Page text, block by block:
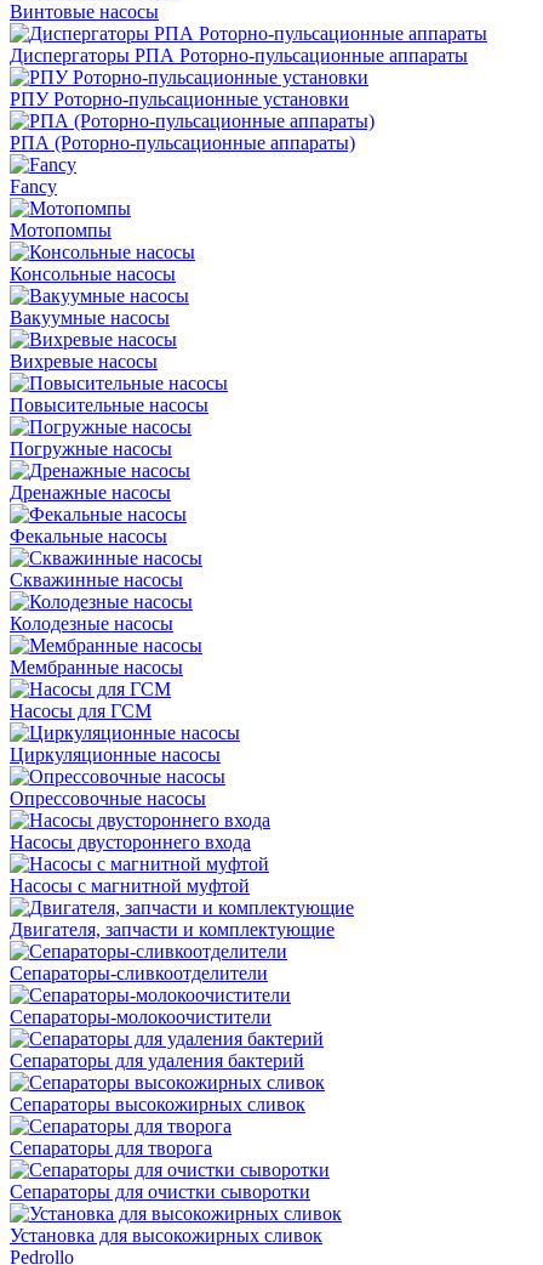
Винтовые насосы
Диспергаторы РПА Роторно-пульсационные аппараты
РПУ Роторно-пульсационные установки
РПА (Роторно-пульсационные аппараты)
Fancy
Мотопомпы
Консольные насосы
Вакуумные насосы
Вихревые насосы
Повысительные насосы
Погружные насосы
Дренажные насосы
Фекальные насосы
Скважинные насосы
Колодезные насосы
Мембранные насосы
Насосы для ГСМ
Циркуляционные насосы
Опрессовочные насосы
Насосы двустороннего входа
Насосы с магнитной муфтой
Двигателя, запчасти и комплектующие
Сепараторы-сливкоотделители
Сепараторы-молокоочистители
Сепараторы для удаления бактерий
Сепараторы высокожирных сливок
Сепараторы для творога
Сепараторы для очистки сыворотки
Установка для высокожирных сливок
Pedrollo